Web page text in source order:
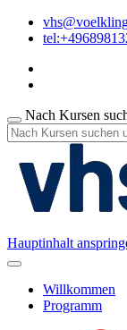
Nach Kursen
Hauptinhalt
Willkommen
Programm